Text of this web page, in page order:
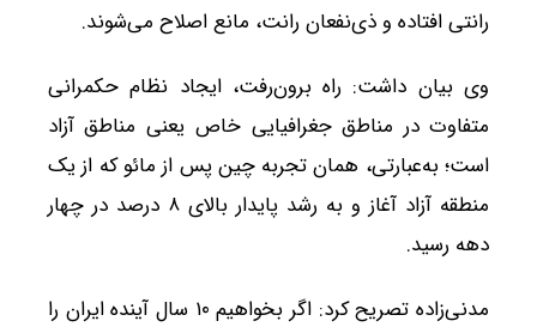
رانتی افتاده و ذی‌نفعان رانت، مانع اصلاح می‌شوند.
وی بیان داشت: راه برون‌رفت، ایجاد نظام حکمرانی
متفاوت در مناطق جغرافیایی خاص یعنی مناطق آزاد
است؛ به‌عبارتی، همان تجربه چین پس از مائو که از یک
منطقه آزاد آغاز و به رشد پایدار بالای ۸ درصد در چهار
دهه رسید.
مدنی‌زاده تصریح کرد: اگر بخواهیم ۱۰ سال آینده ایران را